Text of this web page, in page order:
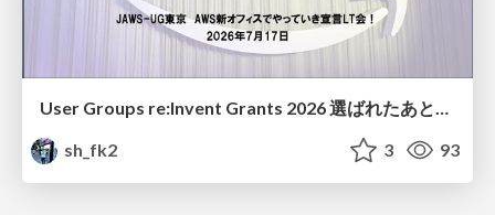
User Groups re:Invent Grants 2026 選ばれたあとに、何をするか
sh_fk2
3 93